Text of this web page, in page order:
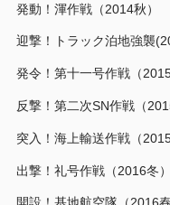
発動！渾作戦（2014秋）
迎撃！トラック泊地強襲
発令！第十一号作戦（2015
反撃！第二次SN作戦（
突入！海上輸送作戦（2015
出撃！礼号作戦（2016冬）